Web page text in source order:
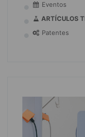
Eventos
ARTÍCULOS
Patentes